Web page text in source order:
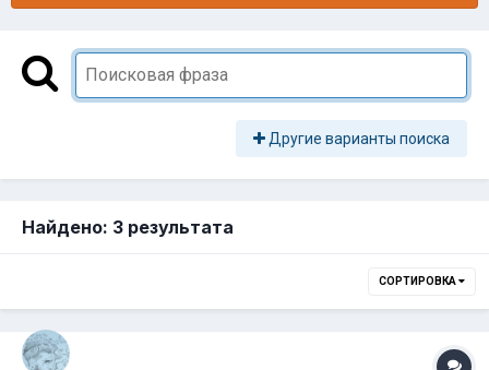
Другие варианты поиска
Найдено: 3 результата
СОРТИРОВКА